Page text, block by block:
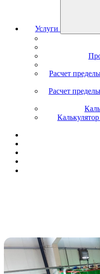
Услуги
Расчет
Расчет